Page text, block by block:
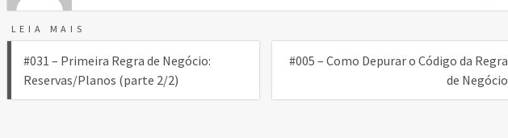
LEIA MAIS
Navegação
de
#031 – Primeira Regra de Negócio:
Reservas/Planos (parte 2/2)
#005 – Como Depurar o Código da Regra
de Negócio